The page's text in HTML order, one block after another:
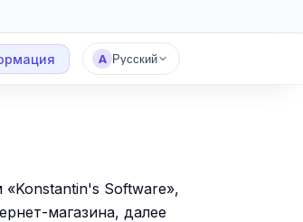
А Русский
Software»,
магазина, далее